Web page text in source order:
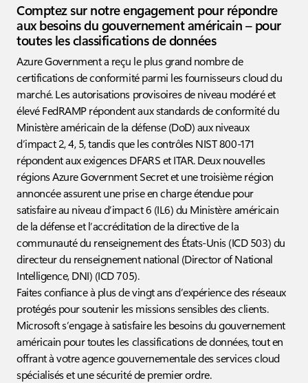
Comptez sur notre engagement pour répondre
aux besoins du gouvernement américain – pour
toutes les classifications de données
Azure Government a reçu le plus grand nombre de
certifications de conformité parmi les fournisseurs cloud du
marché. Les autorisations provisoires de niveau modéré et
élevé FedRAMP répondent aux standards de conformité du
Ministère américain de la défense (DoD) aux niveaux
d’impact 2, 4, 5, tandis que les contrôles NIST 800-171
répondent aux exigences DFARS et ITAR. Deux nouvelles
régions Azure Government Secret et une troisième région
annoncée assurent une prise en charge étendue pour
satisfaire au niveau d’impact 6 (IL6) du Ministère américain
de la défense et l’accréditation de la directive de la
communauté du renseignement des États-Unis (ICD 503) du
directeur du renseignement national (Director of National
Intelligence, DNI) (ICD 705).
Faites confiance à plus de vingt ans d’expérience des réseaux
protégés pour soutenir les missions sensibles des clients.
Microsoft s’engage à satisfaire les besoins du gouvernement
américain pour toutes les classifications de données, tout en
offrant à votre agence gouvernementale des services cloud
spécialisés et une sécurité de premier ordre.